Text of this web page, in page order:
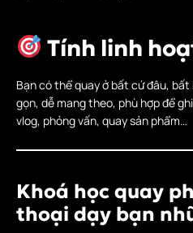
Tính linh
Bạn có thể quay ở bất cứ đâu,
gọn, dễ mang theo, phù hợp để
vlog, phỏng vấn, quay sản phẩm…
Khoá học quay
thoại dạy bạn